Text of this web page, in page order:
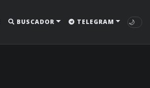
BUSCADOR TELEGRAM 🌙